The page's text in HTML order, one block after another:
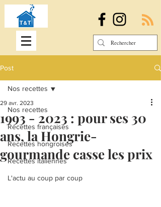
Post
Nos recettes
Recettes françaises
Recettes hongroises
Recettes italiennes
L'actu au coup par coup
Nos recettes
1993 - 2023 : pour ses 30
ans, la Hongrie-
gourmande casse les prix
29 avr. 2023